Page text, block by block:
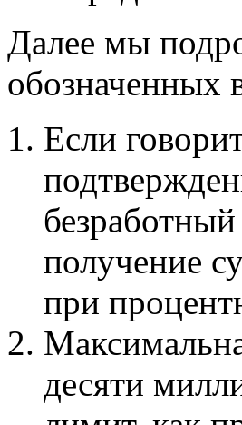
Далее мы
обозначенных
Если
получение
при
десяти